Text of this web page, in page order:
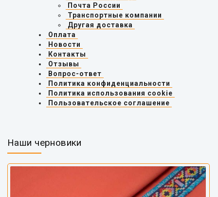
Почта России
Транспортные компании
Другая доставка
Оплата
Новости
Контакты
Отзывы
Вопрос-ответ
Политика конфиденциальности
Политика использования cookie
Пользовательское соглашение
Наши черновики